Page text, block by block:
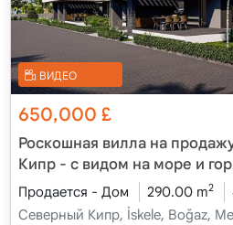
ВИДЕО
650,000 £
Роскошная вилла на
Кипр - с видом на море и
Продается - Дом 290.00 m2
Северный Кипр, İskele, Boğaz,